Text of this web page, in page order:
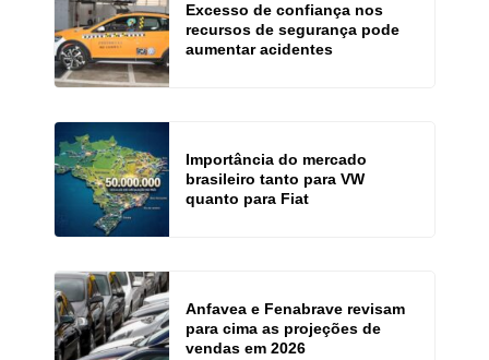
Excesso de confiança nos
recursos de segurança pode
aumentar acidentes
Importância do mercado
brasileiro tanto para VW
quanto para Fiat
Anfavea e Fenabrave revisam
para cima as projeções de
vendas em 2026